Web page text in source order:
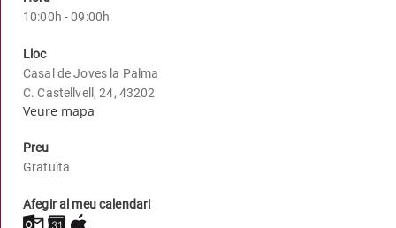
10:00h - 09:00h
Lloc
Casal de Joves la Palma
C. Castellvell, 24, 43202
Veure mapa
Preu
Gratuïta
Afegir al meu calendari